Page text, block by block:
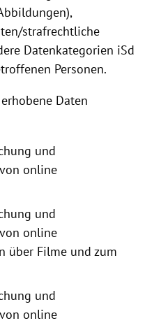
strafrechtliche
Datenkategorien iSd
Personen.
Daten
und
von online
und
von online
über Filme und zum
und
von online